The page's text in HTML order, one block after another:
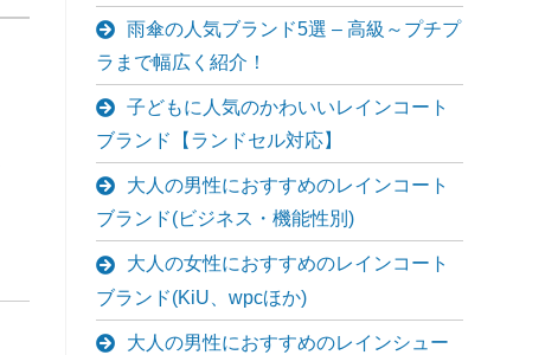
雨傘の人気ブランド5選 – 高級～プチプ
ラまで幅広く紹介！
子どもに人気のかわいいレインコート
ブランド【ランドセル対応】
大人の男性におすすめのレインコート
ブランド(ビジネス・機能性別)
大人の女性におすすめのレインコート
ブランド(KiU、wpcほか)
大人の男性におすすめのレインシュー